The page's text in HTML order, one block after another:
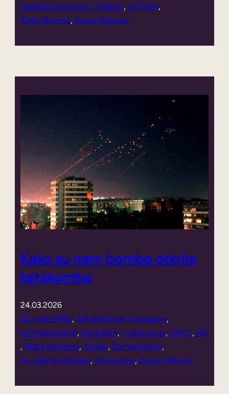
Svetsko prvenstvo u fudbalu, Uli Štajn,
Zoran Bojović, Zoran Petković
Kako su nam bombe otkrile
katakombe
24.03.2026
24. mart 1999., AIR strikes on Yugoslavia,
bombardovanje, Duvanište, mobilizacija, NATO, Niš
, Niška televizija, Solana, Šumatovačka,
Sv. Vasilije Ostroški, Vojna tajna, Zoran Petković